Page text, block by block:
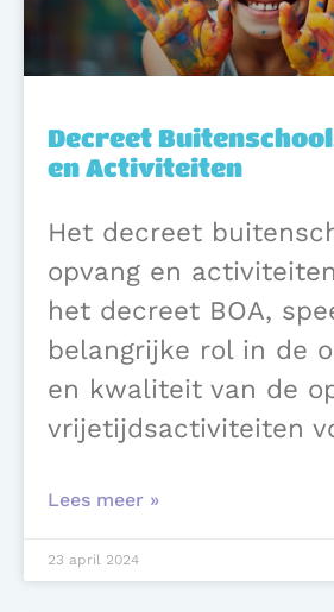
Decreet
en Activiteiten
Het decreet
opvang en
het decreet BOA,
belangrijke rol in de
en kwaliteit van de
vrijetijdsactiviteiten
Lees meer »
23 april 2024